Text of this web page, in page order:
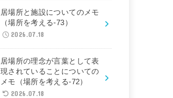
居場所と施設についてのメモ
（場所を考える-73）
2026.07.18
居場所の理念が言葉として表
現されていることについての
メモ（場所を考える-72）
2026.07.18